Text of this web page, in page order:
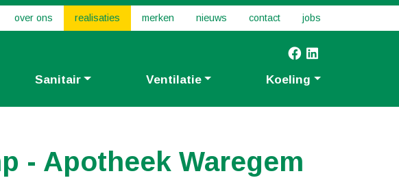
over ons realisaties merken nieuws contact jobs
Sanitair Ventilatie Koeling
- Apotheek Waregem